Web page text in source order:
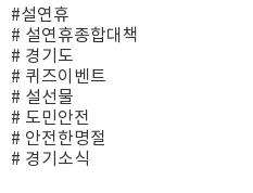
#설연휴
# 설연휴종합대책
# 경기도
# 퀴즈이벤트
# 설선물
# 도민안전
# 안전한명절
# 경기소식